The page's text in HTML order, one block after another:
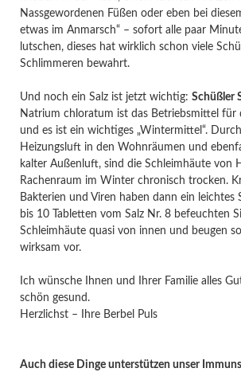
Nassgewordenen Füßen oder eben bei
etwas im Anmarsch“ – sofort alle paar
lutschen, dieses hat wirklich schon viele
Schlimmeren bewahrt.
Und noch ein Salz ist jetzt wichtig: Schüßler
Natrium chloratum ist das Betriebsmittel für
und es ist ein wichtiges „Wintermittel“.
Heizungsluft in den Wohnräumen und
kalter Außenluft, sind die Schleimhäute von
Rachenraum im Winter chronisch trocken.
Bakterien und Viren haben dann ein leichtes
bis 10 Tabletten vom Salz Nr. 8 befeuchten
Schleimhäute quasi von innen und beugen
wirksam vor.
Ich wünsche Ihnen und Ihrer Familie alles
schön gesund.
Herzlichst – Ihre Berbel Puls
Auch diese Dinge unterstützen unser